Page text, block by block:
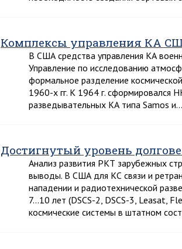
Комплексы управления КА
В США средства управления КА
Управление по исследованию
формальное разделение
1960-х гг. К 1964 г. сформировался
разведывательных КА типа Samos и…
Достигнутый уровень
Анализ развития РКТ зарубежных
выводы. В США для КС связи и
нападении и радиотехнической
7…10 лет (DSCS-2, DSCS-3, Leasat,
космические системы в штатном